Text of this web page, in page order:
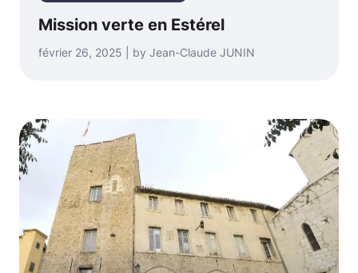
Mission verte en Estérel
février 26, 2025 | by Jean-Claude JUNIN